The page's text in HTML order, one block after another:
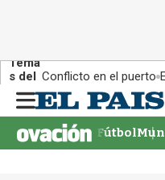
Tema
s del
día:
Conflicto en el puerto
n
u
Fútbol